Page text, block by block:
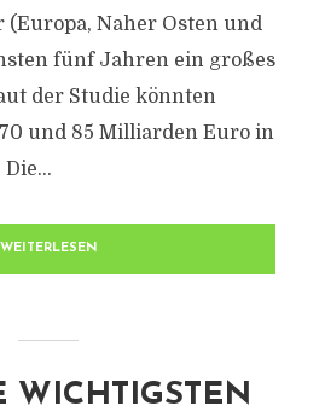
(Europa, Naher Osten und
fünf Jahren ein großes
der Studie könnten
und 85 Milliarden Euro in
WEITERLESEN
WICHTIGSTEN